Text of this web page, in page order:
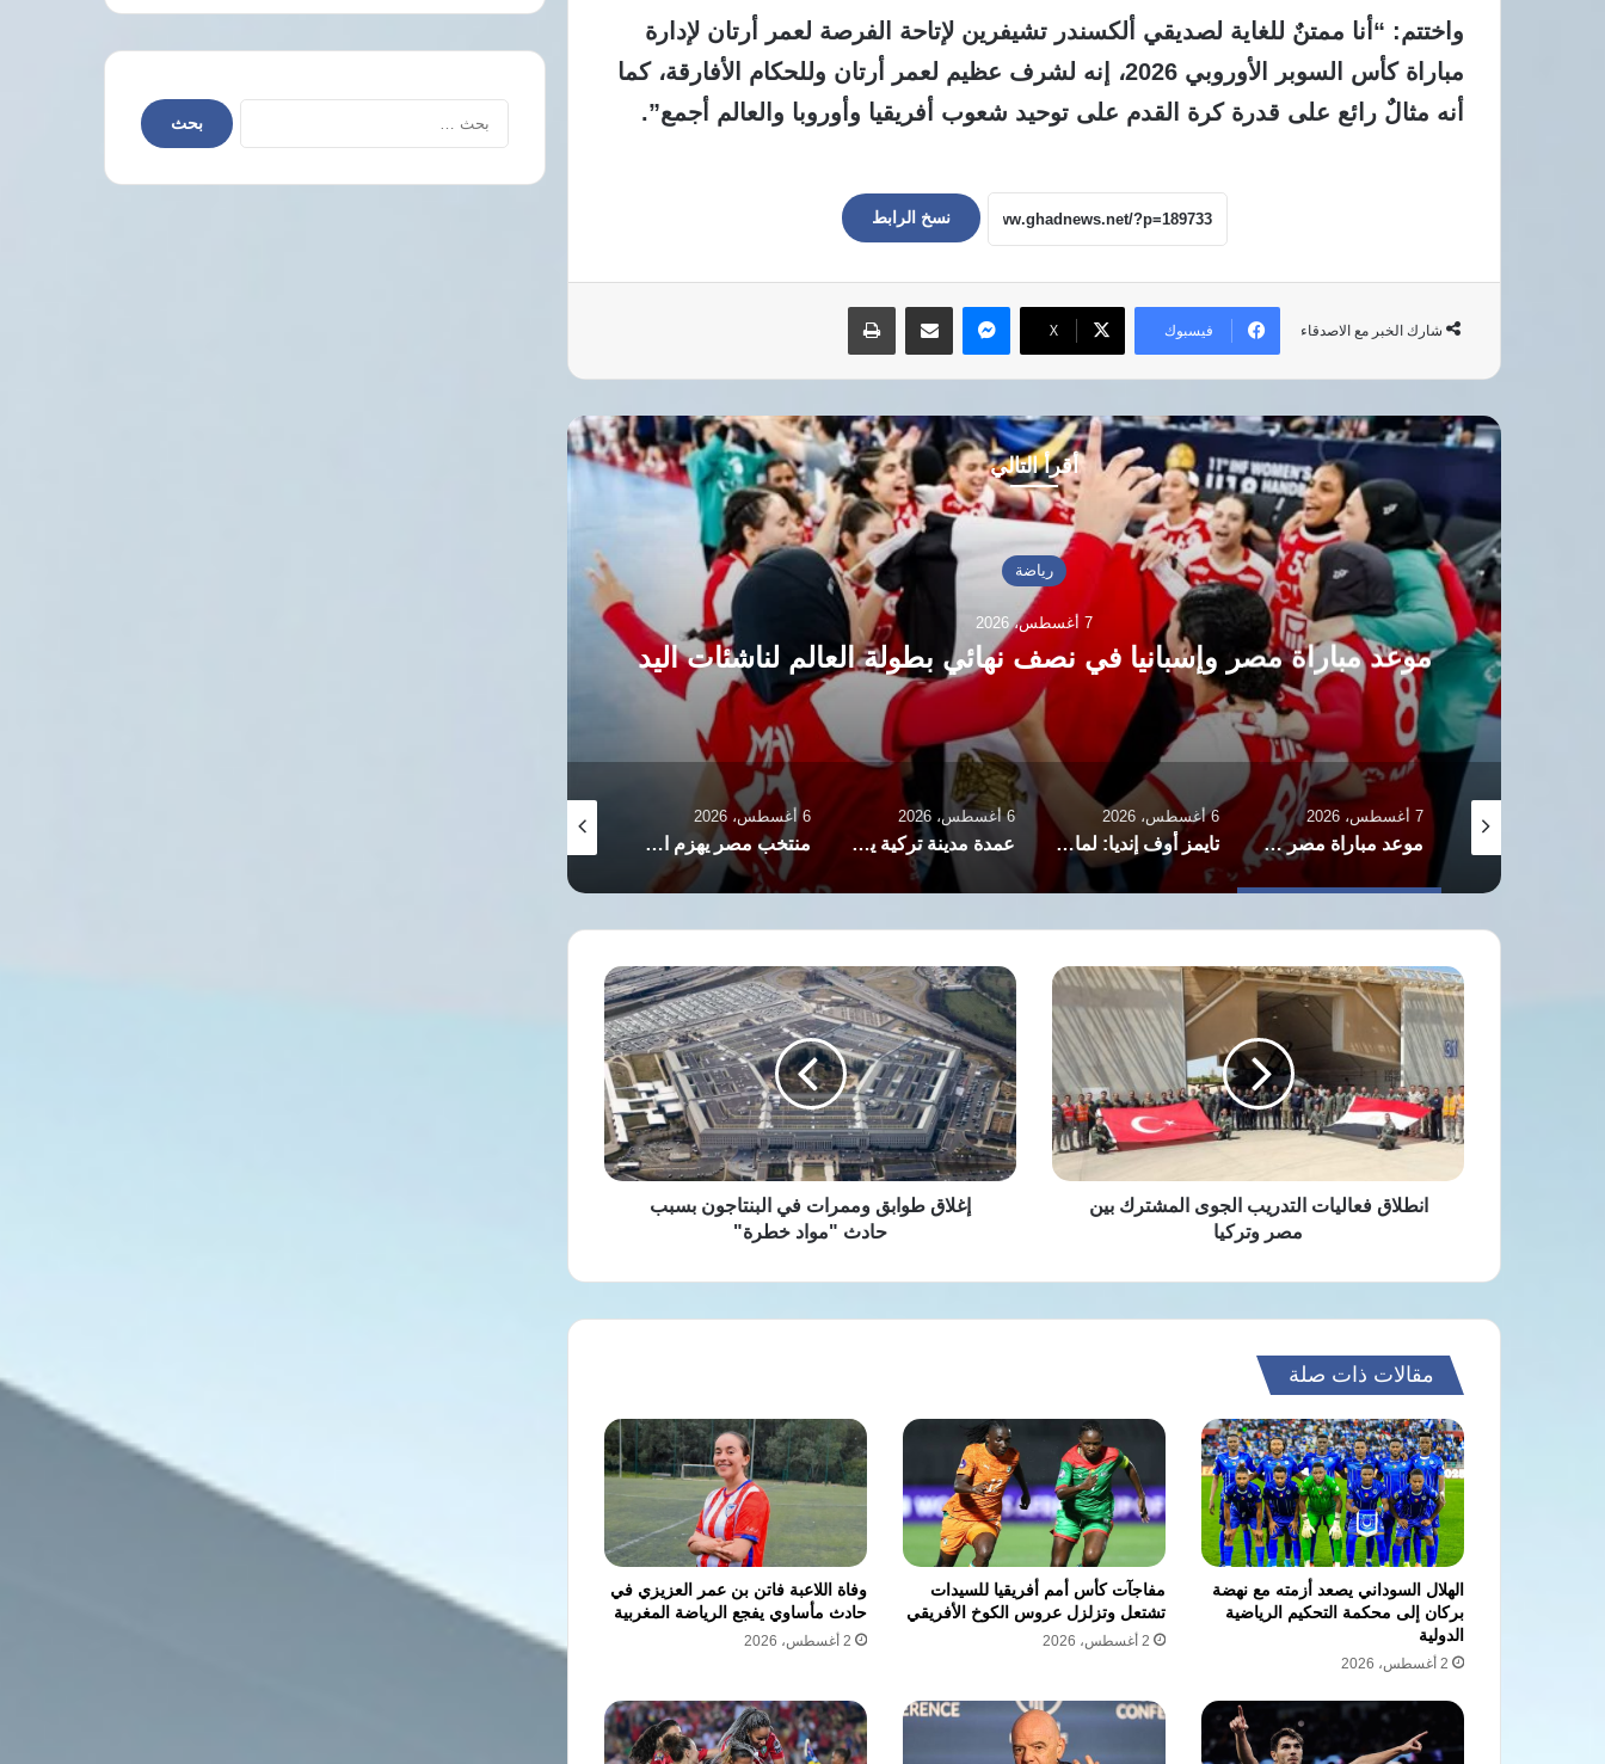
واختتم: “أنا ممتنٌ للغاية لصديقي ألكسندر تشيفرين لإتاحة الفرصة لعمر أرتان لإدارة
مباراة كأس السوبر الأوروبي 2026، إنه لشرف عظيم لعمر أرتان وللحكام الأفارقة، كما
أنه مثالٌ رائع على قدرة كرة القدم على توحيد شعوب أفريقيا وأوروبا والعالم أجمع”.
نسخ الرابط
شارك الخبر مع الاصدقاء فيسبوك ‫X
ماسنجر مشاركة عبر البريد طباعة
أقرأ التالي
رياضة
7 أغسطس، 2026
موعد مباراة مصر وإسبانيا في نصف نهائي بطولة العالم لناشئات اليد
7 أغسطس، 2026
موعد مباراة مصر وإسبانيا في نصف نهائي بطولة العالم لناشئات اليد
6 أغسطس، 2026
تايمز أوف إنديا: لماذا اختار محمد صلاح طرابزون سبور رغم الإغراءات السعودية والأمريكية؟
6 أغسطس، 2026
عمدة مدينة تركية يهدي محمد صلاح قطعة أرض بعد انتقاله إلى طرابزون
6 أغسطس، 2026
منتخب مصر يهزم الصين ويتأهل لنصف نهائي كأس العالم لكرة اليد للناشئات
انطلاق
فعاليات
التدريب
الجوى
المشترك
بين
مصر
انطلاق فعاليات التدريب الجوى المشترك بين
مصر وتركيا
إغلاق
طوابق
وممرات
في
البنتاجون
بسبب
حادث
"مواد
خطرة"
إغلاق طوابق وممرات في البنتاجون بسبب
حادث "مواد خطرة"
مقالات ذات صلة
الهلال السوداني يصعد أزمته مع نهضة
بركان إلى محكمة التحكيم الرياضية
الدولية
2 أغسطس، 2026
مفاجآت كأس أمم أفريقيا للسيدات
تشتعل وتزلزل عروس الكوخ الأفريقي
2 أغسطس، 2026
وفاة اللاعبة فاتن بن عمر العزيزي في
حادث مأساوي يفجع الرياضة المغربية
2 أغسطس، 2026
البحث
عن: